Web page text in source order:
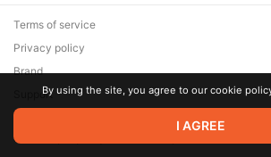
© 2026 Zaya Solutions Limited. All rights
are the property of their respective owners.
Terms of service
Privacy policy
Brand
SupportBy using the site, you agree to our cookie
I AGREE